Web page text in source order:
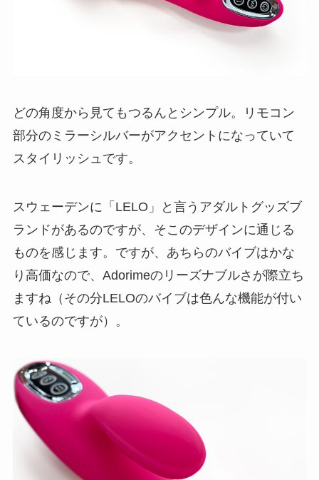
どの角度から見てもつるんとシンプル。リモコン
部分のミラーシルバーがアクセントになっていて
スタイリッシュです。
スウェーデンに「LELO」と言うアダルトグッズブ
ランドがあるのですが、そこのデザインに通じる
ものを感じます。ですが、あちらのバイブはかな
り高価なので、Adorimeのリーズナブルさが際立ち
ますね（その分LELOのバイブは色んな機能が付い
ているのですが）。